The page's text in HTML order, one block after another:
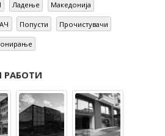
Ладење Македонија
Попусти Прочистувачи
РАБОТИ